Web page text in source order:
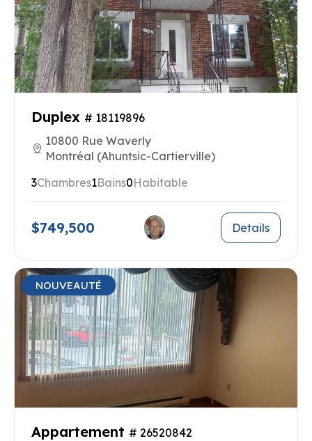
Duplex # 18119896
10800 Rue Waverly
Montréal (Ahuntsic-Cartierville)
3Chambres1Bains0Habitable
$749,500 Details
NOUVEAUTÉ
Appartement # 26520842